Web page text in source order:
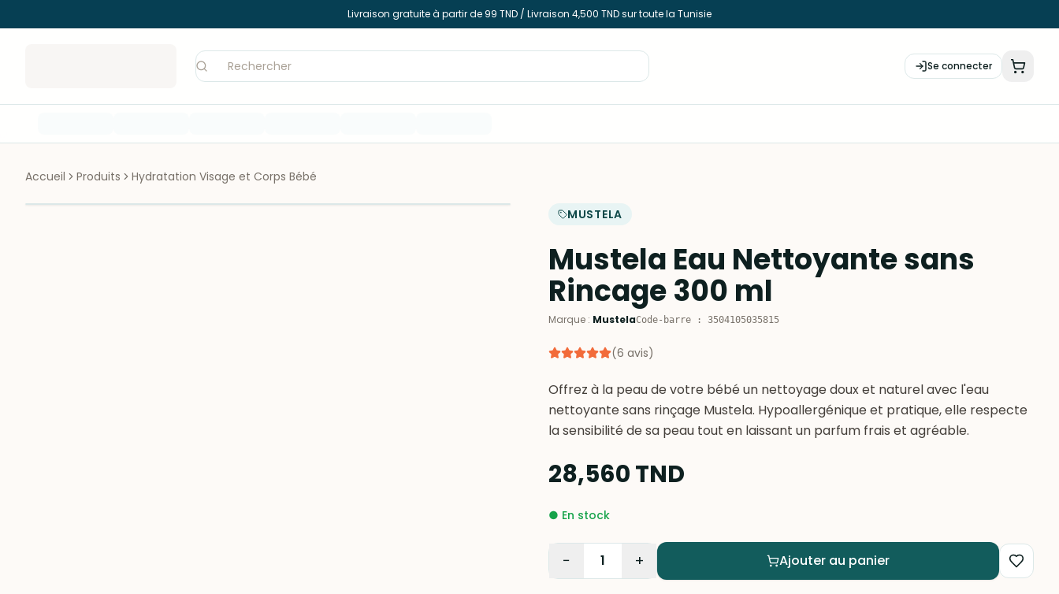
Livraison gratuite à partir de 99 TND / Livraison 4,500 TND sur toute la Tunisie
Se connecter
Accueil Produits Hydratation Visage et Corps Bébé
MUSTELA
Mustela Eau Nettoyante sans
Rincage 300 ml
Marque : MustelaCode-barre : 3504105035815
(6 avis)
Offrez à la peau de votre bébé un nettoyage doux et naturel avec l'eau
nettoyante sans rinçage Mustela. Hypoallergénique et pratique, elle respecte
la sensibilité de sa peau tout en laissant un parfum frais et agréable.
28,560TND
● En stock
− 1 + Ajouter au panier